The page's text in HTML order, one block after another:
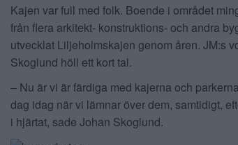
Kajen var full med folk. Boende i området
från flera arkitekt- konstruktions- och andra
utvecklat Liljeholmskajen genom åren. JM:s
Skoglund höll ett kort tal.
– Nu är vi är färdiga med kajerna och
dag idag när vi lämnar över dem, samtidigt,
i hjärtat, sade Johan Skoglund.